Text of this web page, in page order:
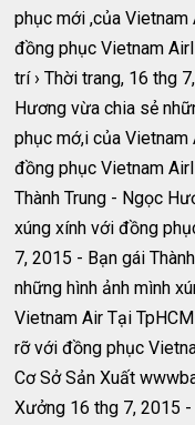
phục mới ,của Vietnam
đồng phục Vietnam
trí › Thời trang, 16 thg
Hương vừa chia sẻ
phục mớ,i của Vietnam
đồng phục Vietnam
Thành Trung - Ngọc
xúng xính với đồng
7, 2015 - Bạn gái
những hình ảnh mình
Vietnam Air Tại
rỡ với đồng phục
Cơ Sở Sản Xuất
Xưởng 16 thg 7, 2015